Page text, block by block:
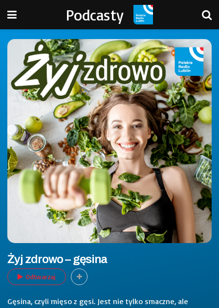
Podcasty
Żyj zdrowo – gęsina
Odtwarzaj
Gęsina, czyli mięso z gęsi. Jest nie tylko smaczne, ale